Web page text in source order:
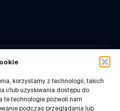
korzystamy z technologii, takich
i/lub uzyskiwania dostępu do
te technologie pozwoli nam
podczas przeglądania lub